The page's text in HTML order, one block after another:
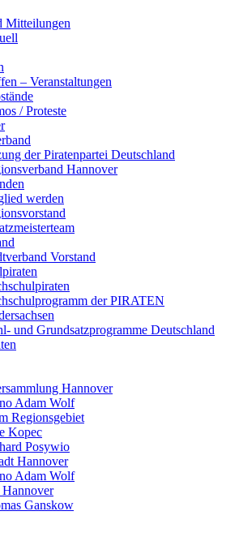
Mitteilungen
– Veranstaltungen
/ Proteste
der Piratenpartei Deutschland
Hannover
werden
Vorstand
der PIRATEN
und Grundsatzprogramme Deutschland
Hannover
Adam Wolf
Regionsgebiet
Kopec
Posywio
Hannover
Adam Wolf
Ganskow